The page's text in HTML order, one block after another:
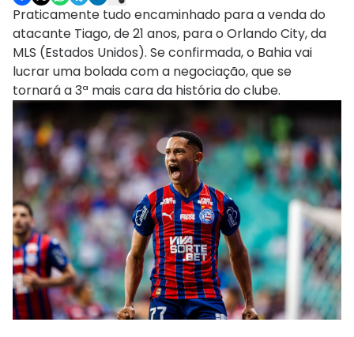
Praticamente tudo encaminhado para a venda do
atacante Tiago, de 21 anos, para o Orlando City, da
MLS (Estados Unidos). Se confirmada, o Bahia vai
lucrar uma bolada com a negociação, que se
tornará a 3ª mais cara da história do clube.